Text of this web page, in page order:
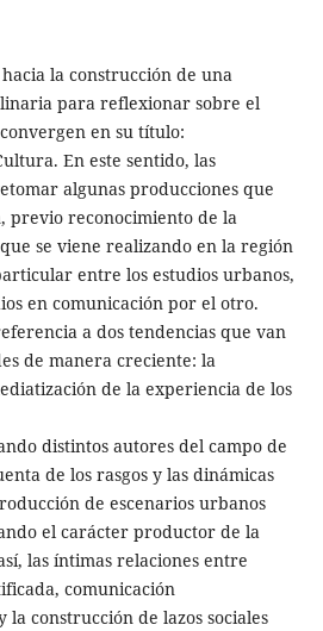
la construcción de una
para reflexionar sobre el
en su título:
En este sentido, las
algunas producciones que
previo reconocimiento de la
se viene realizando en la región
entre los estudios urbanos,
en comunicación por el otro.
a dos tendencias que van
de manera creciente: la
de la experiencia de los
distintos autores del campo de
de los rasgos y las dinámicas
de escenarios urbanos
el carácter productor de la
las íntimas relaciones entre
comunicación
construcción de lazos sociales